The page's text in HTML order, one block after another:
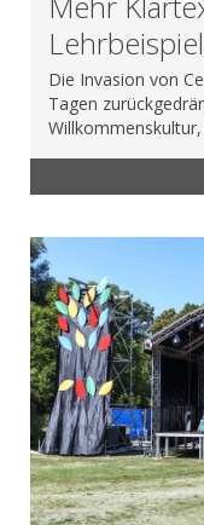
Die Invasion von
Tagen